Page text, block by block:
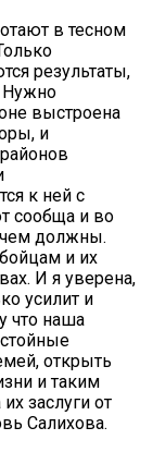
в тесном
результаты,
Нужно
выстроена
и
к ней с
сообща и во
должны.
и их
И я уверена,
усилит и
что наша
открыть
и таким
заслуги от
Салихова.